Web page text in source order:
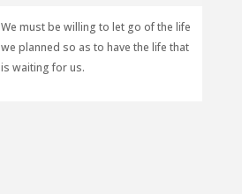
We must be willing to let go of the life
we planned so as to have the life that
is waiting for us.